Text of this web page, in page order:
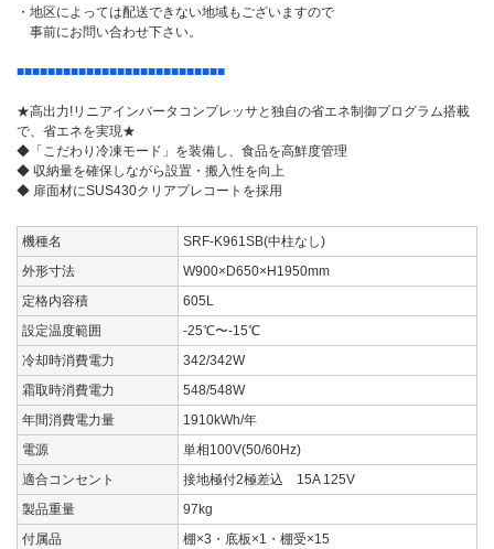
・地区によっては配送できない地域もございますので
事前にお問い合わせ下さい。
■■■■■■■■■■■■■■■■■■■■■■■■■■■
★高出力!リニアインバータコンプレッサと独自の省エネ制御プログラム搭載
で、省エネを実現★
◆「こだわり冷凍モード」を装備し、食品を高鮮度管理
◆ 収納量を確保しながら設置・搬入性を向上
◆ 扉面材にSUS430クリアプレコートを採用
機種名
SRF-K961SB(中柱なし)
外形寸法
W900×D650×H1950mm
定格内容積
605L
設定温度範囲
-25℃〜-15℃
冷却時消費電力
342/342W
霜取時消費電力
548/548W
年間消費電力量
1910kWh/年
電源
単相100V(50/60Hz)
適合コンセント
接地極付2極差込 15A 125V
製品重量
97kg
付属品
棚×3・底板×1・棚受×15